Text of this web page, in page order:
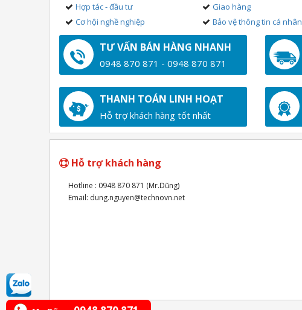
Hợp tác - đầu tư
Cơ hội nghề nghiệp
Giao hàng
Bảo vệ thông tin cá nhân
TƯ VẤN BÁN HÀNG NHANH
0948 870 871 - 0948 870 871
THANH TOÁN LINH HOẠT
Hỗ trợ khách hàng tốt nhất
Hỗ trợ khách hàng
Hotline : 0948 870 871 (Mr.Dũng)
Email: dung.nguyen@technovn.net